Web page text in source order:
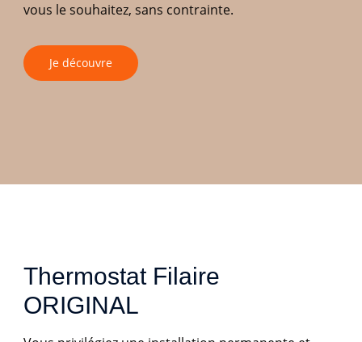
vous le souhaitez, sans contrainte.
Je découvre
Thermostat Filaire
ORIGINAL